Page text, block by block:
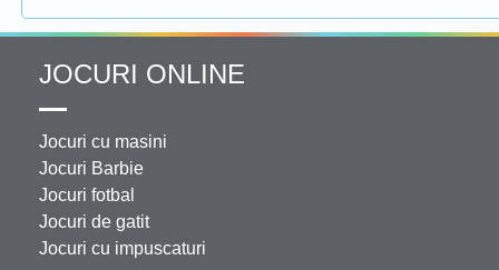
JOCURI ONLINE
Jocuri cu masini
Jocuri Barbie
Jocuri fotbal
Jocuri de gatit
Jocuri cu impuscaturi